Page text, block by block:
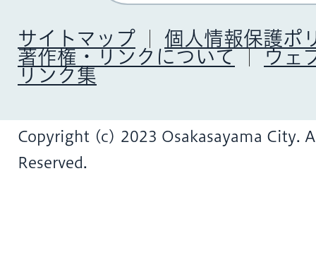
サイトマップ
個人情報保護ポ
著作権・リンクについて
ウェ
リンク集
Copyright (c) 2023 Osakasayama City.
Reserved.